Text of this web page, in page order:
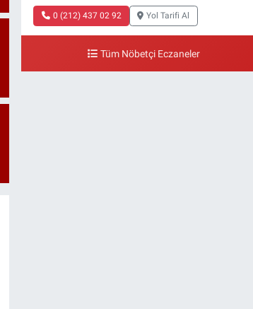
0 (212) 437 02 92 Yol Tarifi Al
Tüm Nöbetçi Eczaneler